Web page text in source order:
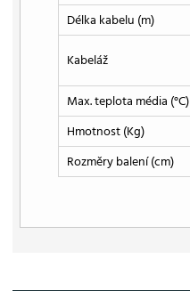
Délka kabelu (m)
Kabeláž
Max. teplota média (°C)
Hmotnost (Kg)
Rozměry balení (cm)